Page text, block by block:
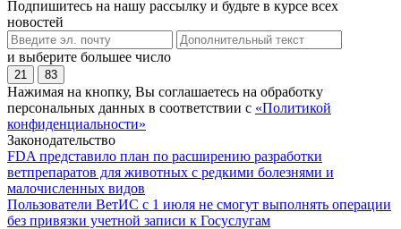
Подпишитесь на нашу рассылку и будьте в курсе всех
новостей
и выберите большее число
21 83
Нажимая на кнопку, Вы соглашаетесь на обработку
персональных данных в соответствии с «Политикой
конфиденциальности»
Законодательство
FDA представило план по расширению разработки
ветпрепаратов для животных с редкими болезнями и
малочисленных видов
Пользователи ВетИС с 1 июля не смогут выполнять операции
без привязки учетной записи к Госуслугам